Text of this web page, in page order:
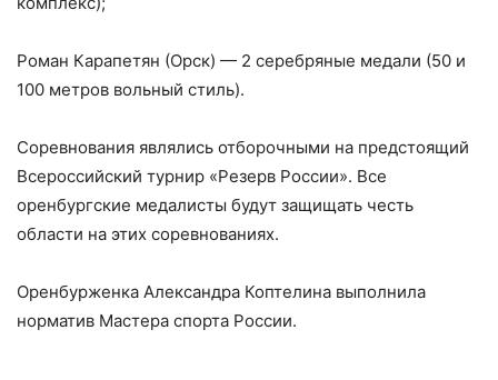
Роман Карапетян (Орск) — 2 серебряные медали (50 и
100 метров вольный стиль).
Соревнования являлись отборочными на предстоящий
Всероссийский турнир «Резерв России». Все
оренбургские медалисты будут защищать честь
области на этих соревнованиях.
Оренбурженка Александра Коптелина выполнила
норматив Мастера спорта России.